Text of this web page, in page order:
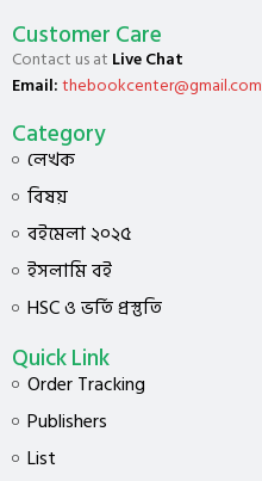
Customer Care
Contact us at Live Chat
Email:thebookcenter@gmail.com
Category
লেখক
বিষয়
বইমেলা ২০২৫
ইসলামি বই
HSC ও ভর্তি প্রস্তুতি
Quick Link
Order Tracking
Publishers
List